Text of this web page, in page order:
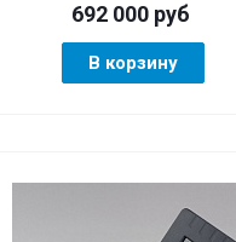
692 000руб
В корзину